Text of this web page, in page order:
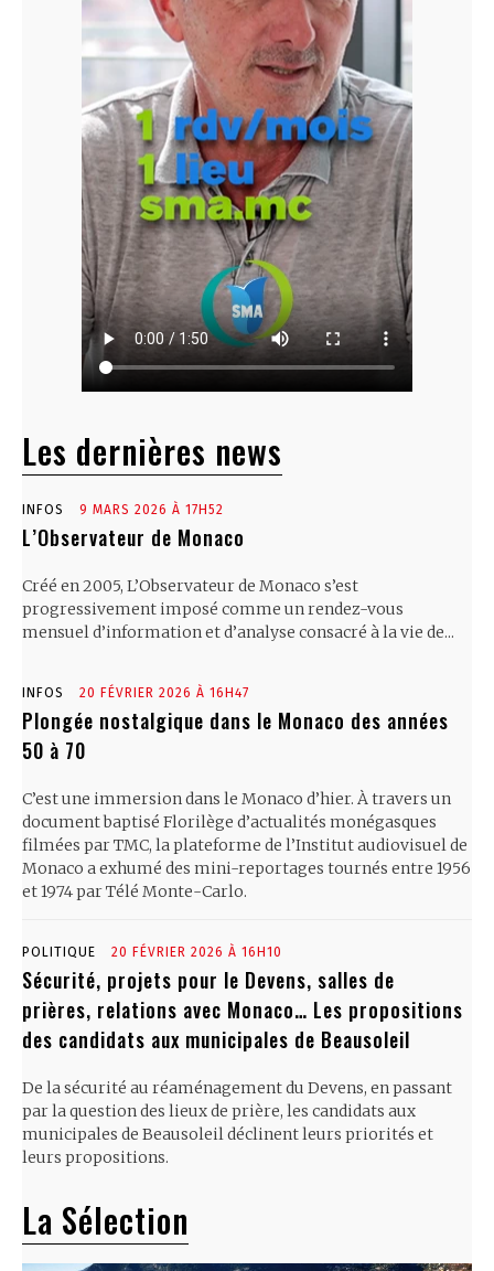
Les dernières news
INFOS 9 MARS 2026 À 17H52
L’Observateur de Monaco
Créé en 2005, L’Observateur de Monaco s’est
progressivement imposé comme un rendez-vous
mensuel d’information et d’analyse consacré à la vie de...
INFOS 20 FÉVRIER 2026 À 16H47
Plongée nostalgique dans le Monaco des années
50 à 70
C’est une immersion dans le Monaco d’hier. À travers un
document baptisé Florilège d’actualités monégasques
filmées par TMC, la plateforme de l’Institut audiovisuel de
Monaco a exhumé des mini-reportages tournés entre 1956
et 1974 par Télé Monte-Carlo.
POLITIQUE 20 FÉVRIER 2026 À 16H10
Sécurité, projets pour le Devens, salles de
prières, relations avec Monaco… Les propositions
des candidats aux municipales de Beausoleil
De la sécurité au réaménagement du Devens, en passant
par la question des lieux de prière, les candidats aux
municipales de Beausoleil déclinent leurs priorités et
leurs propositions.
La Sélection